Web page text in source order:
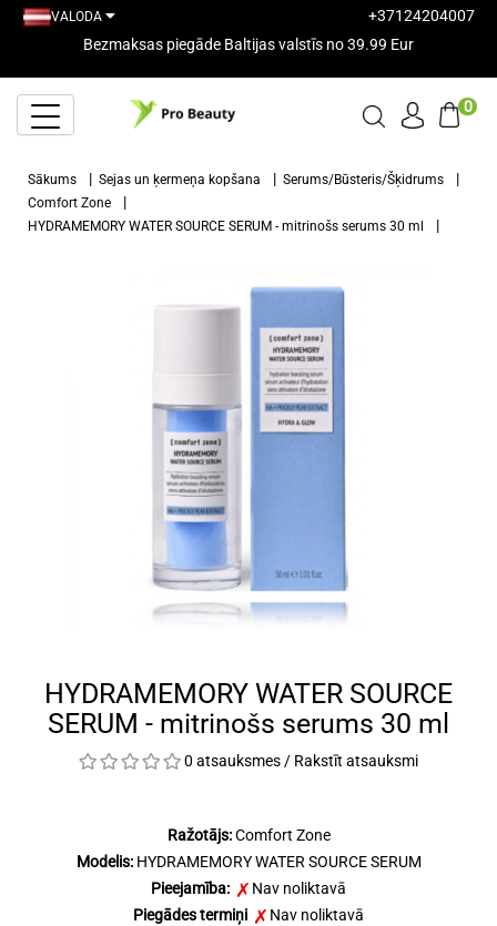
VALODA
+37124204007
Bezmaksas piegāde Baltijas valstīs no 39.99 Eur
0
Sākums Sejas un ķermeņa kopšana
Serums/Būsteris/Šķidrums
Comfort Zone
HYDRAMEMORY WATER SOURCE SERUM - mitrinošs serums 30 ml
HYDRAMEMORY WATER SOURCE
SERUM - mitrinošs serums 30 ml
0 atsauksmes / Rakstīt atsauksmi
Ražotājs:Comfort Zone
Modelis:HYDRAMEMORY WATER SOURCE SERUM
Pieejamība:
Nav noliktavā
Piegādes termiņi
Nav noliktavā